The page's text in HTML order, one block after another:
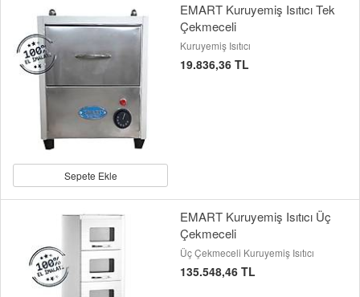
Sepete Ekle
EMART Kuruyemiş Isıtıcı Tek
Çekmeceli
Kuruyemiş Isıtıcı
19.836,36 TL
EMART Kuruyemiş Isıtıcı Üç
Çekmeceli
Üç Çekmeceli Kuruyemiş Isıtıcı
135.548,46 TL